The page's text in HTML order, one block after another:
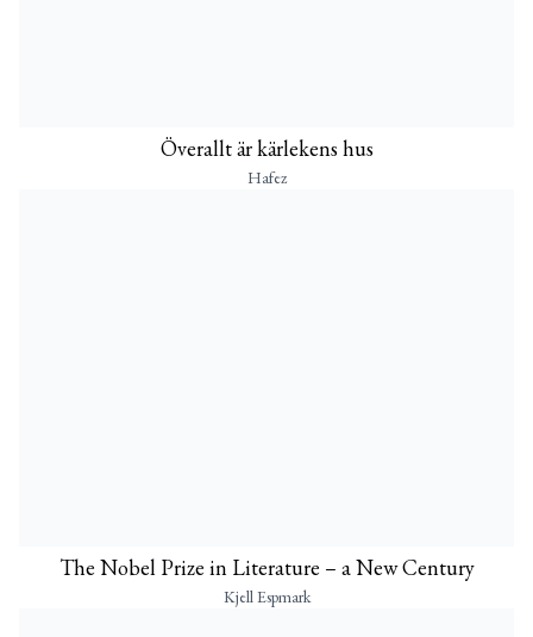
Överallt är kärlekens hus
Hafez
The Nobel Prize in Literature – a New Century
Kjell Espmark